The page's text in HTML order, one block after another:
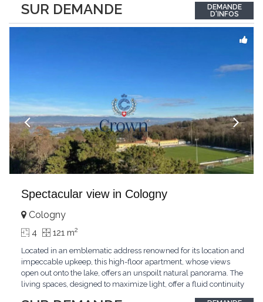
SUR DEMANDE
period architecture. High ceilings, finely crafted stuccoes,
moldings, woodwork, old fireplaces,...
DEMANDE
D'INFOS
Spectacular view in Cologny
Cologny
4 121 m2
Located in an emblematic address renowned for its location and
impeccable upkeep, this high-floor apartment, whose views
open out onto the lake, offers an unspoilt natural panorama. The
living spaces, designed to maximize light, offer a fluid continuity